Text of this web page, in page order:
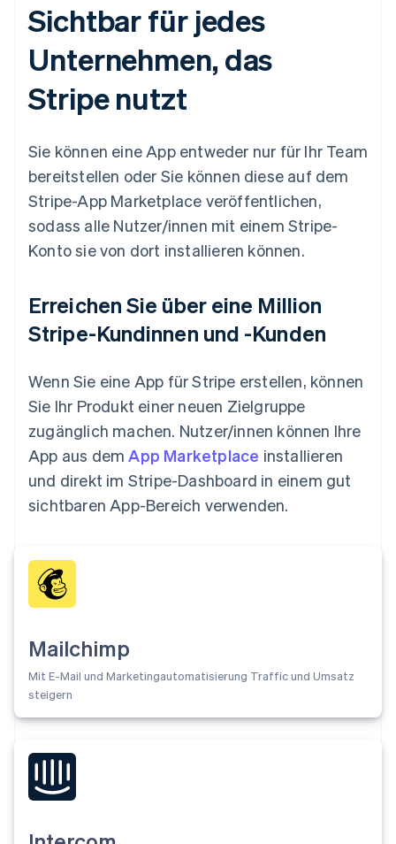
Sichtbar für jedes
Unternehmen, das
Stripe nutzt
Sie können eine App entweder nur für Ihr Team
bereitstellen oder Sie können diese auf dem
Stripe-App Marketplace veröffentlichen,
sodass alle Nutzer/innen mit einem Stripe-
Konto sie von dort installieren können.
Erreichen Sie über eine Million
Stripe-Kundinnen und -Kunden
Wenn Sie eine App für Stripe erstellen, können
Sie Ihr Produkt einer neuen Zielgruppe
zugänglich machen. Nutzer/innen können Ihre
App aus demApp Marketplace installieren
und direkt im Stripe-Dashboard in einem gut
sichtbaren App-Bereich verwenden.
Mailchimp
Mit E-Mail und Marketingautomatisierung Traffic und Umsatz
steigern